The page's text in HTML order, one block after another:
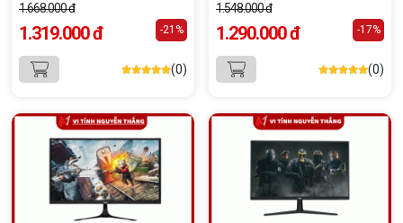
1.668.000 đ
1.319.000 đ -21%
(0)
1.548.000 đ
1.290.000 đ -17%
(0)